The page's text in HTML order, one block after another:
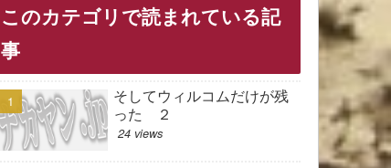
このカテゴリで読まれている記
事
そしてウィルコムだけが残
った ２
24 views